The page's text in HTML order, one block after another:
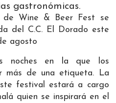
gastronómicas.
de Wine & Beer Fest se
del C.C. El Dorado este
agosto
noches en la que los
más de una etiqueta. La
festival estará a cargo
quien se inspirará en el